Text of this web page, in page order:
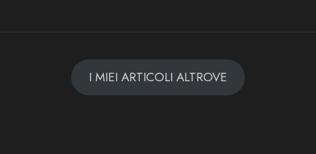
I MIEI ARTICOLI ALTROVE